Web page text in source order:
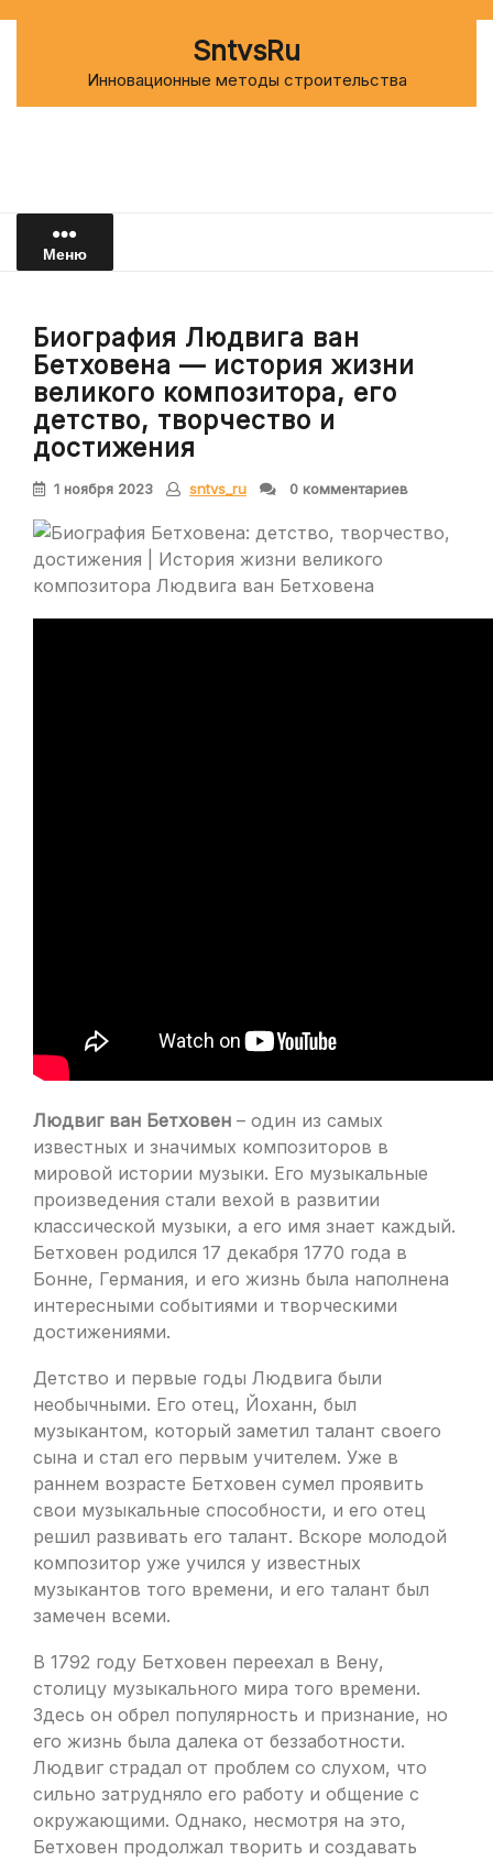
SntvsRu
Инновационные методы строительства
Меню
Биография Людвига ван
Бетховена — история жизни
великого композитора, его
детство, творчество и
достижения
1 ноября 2023 sntvs_ru 0 комментариев
Людвиг ван Бетховен – один из самых
известных и значимых композиторов в
мировой истории музыки. Его музыкальные
произведения стали вехой в развитии
классической музыки, а его имя знает каждый.
Бетховен родился 17 декабря 1770 года в
Бонне, Германия, и его жизнь была наполнена
интересными событиями и творческими
достижениями.
Детство и первые годы Людвига были
необычными. Его отец, Йоханн, был
музыкантом, который заметил талант своего
сына и стал его первым учителем. Уже в
раннем возрасте Бетховен сумел проявить
свои музыкальные способности, и его отец
решил развивать его талант. Вскоре молодой
композитор уже учился у известных
музыкантов того времени, и его талант был
замечен всеми.
В 1792 году Бетховен переехал в Вену,
столицу музыкального мира того времени.
Здесь он обрел популярность и признание, но
его жизнь была далека от беззаботности.
Людвиг страдал от проблем со слухом, что
сильно затрудняло его работу и общение с
окружающими. Однако, несмотря на это,
Бетховен продолжал творить и создавать